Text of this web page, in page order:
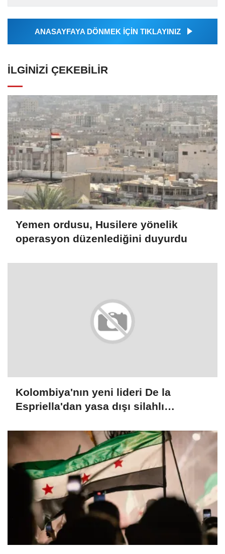
Ajansı tarafından...
ANASAYFAYA DÖNMEK İÇİN TIKLAYINIZ
İLGINIZI ÇEKEBILIR
Yemen ordusu, Husilere yönelik
operasyon düzenlediğini duyurdu
Kolombiya'nın yeni lideri De la
Espriella'dan yasa dışı silahlı